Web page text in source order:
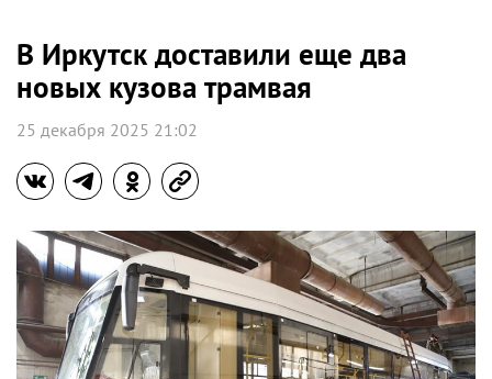
В Иркутск доставили еще два
новых кузова трамвая
25 декабря 2025 21:02